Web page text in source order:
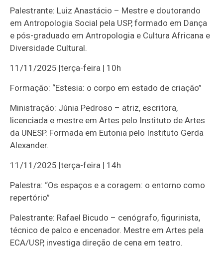
Palestrante: Luiz Anastácio – Mestre e doutorando
em Antropologia Social pela USP, formado em Dança
e pós-graduado em Antropologia e Cultura Africana e
Diversidade Cultural.
11/11/2025 |terça-feira | 10h
Formação: “Estesia: o corpo em estado de criação”
Ministração: Júnia Pedroso – atriz, escritora,
licenciada e mestre em Artes pelo Instituto de Artes
da UNESP. Formada em Eutonia pelo Instituto Gerda
Alexander.
11/11/2025 |terça-feira | 14h
Palestra: “Os espaços e a coragem: o entorno como
repertório”
Palestrante: Rafael Bicudo – cenógrafo, figurinista,
técnico de palco e encenador. Mestre em Artes pela
ECA/USP, investiga direção de cena em teatro.